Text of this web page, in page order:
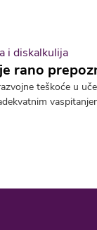
rano
teškoće u